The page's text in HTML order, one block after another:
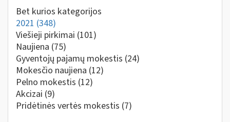
Bet kurios kategorijos
2021 (348)
Viešieji pirkimai (101)
Naujiena (75)
Gyventojų pajamų mokestis (24)
Mokesčio naujiena (12)
Pelno mokestis (12)
Akcizai (9)
Pridėtinės vertės mokestis (7)